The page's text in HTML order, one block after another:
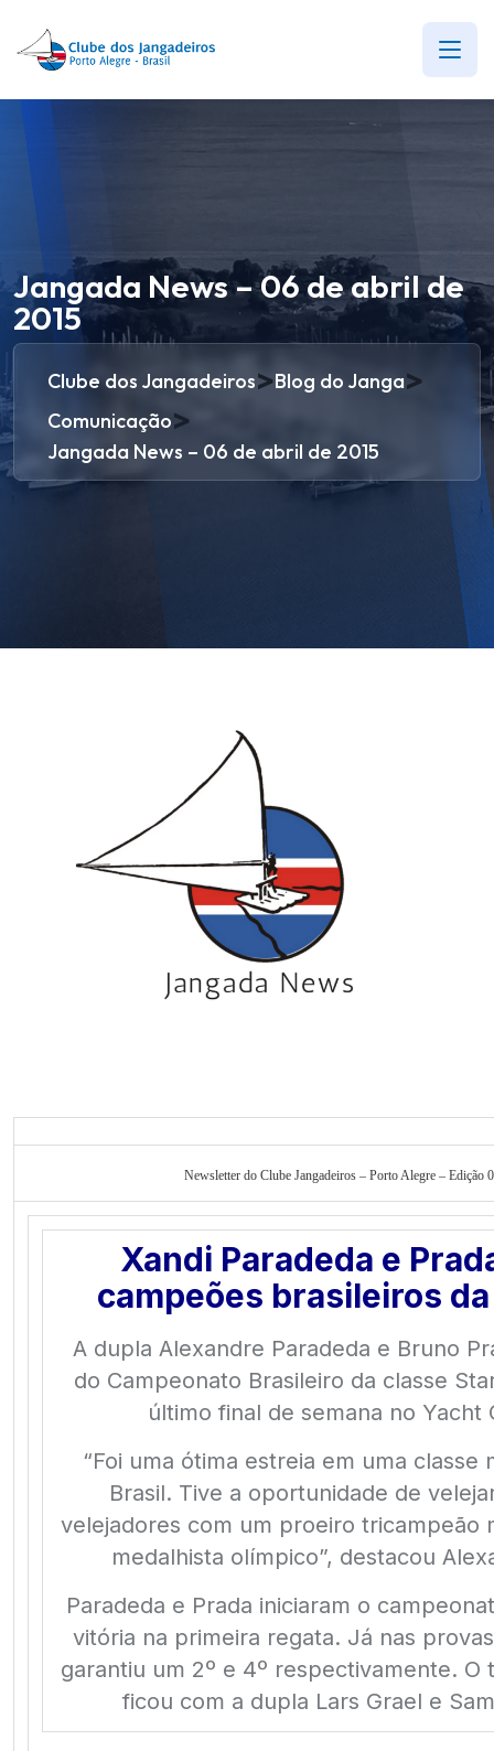
Jangada News – 06 de abril de
2015
Clube dos Jangadeiros>Blog do Janga>
Comunicação>
Jangada News – 06 de abril de 2015
Newsletter do Clube Jangadeiros – Porto Alegre – Edição
Xandi Paradeda e
campeões brasileiros
A dupla Alexandre Paradeda e Bruno
do Campeonato Brasileiro da classe
último final de semana no Yacht
“Foi uma ótima estreia em uma classe
Brasil. Tive a oportunidade de
velejadores com um proeiro tricampeão
medalhista olímpico”, destacou
Paradeda e Prada iniciaram o
vitória na primeira regata. Já nas
garantiu um 2º e 4º respectivamente.
ficou com a dupla Lars Grael e